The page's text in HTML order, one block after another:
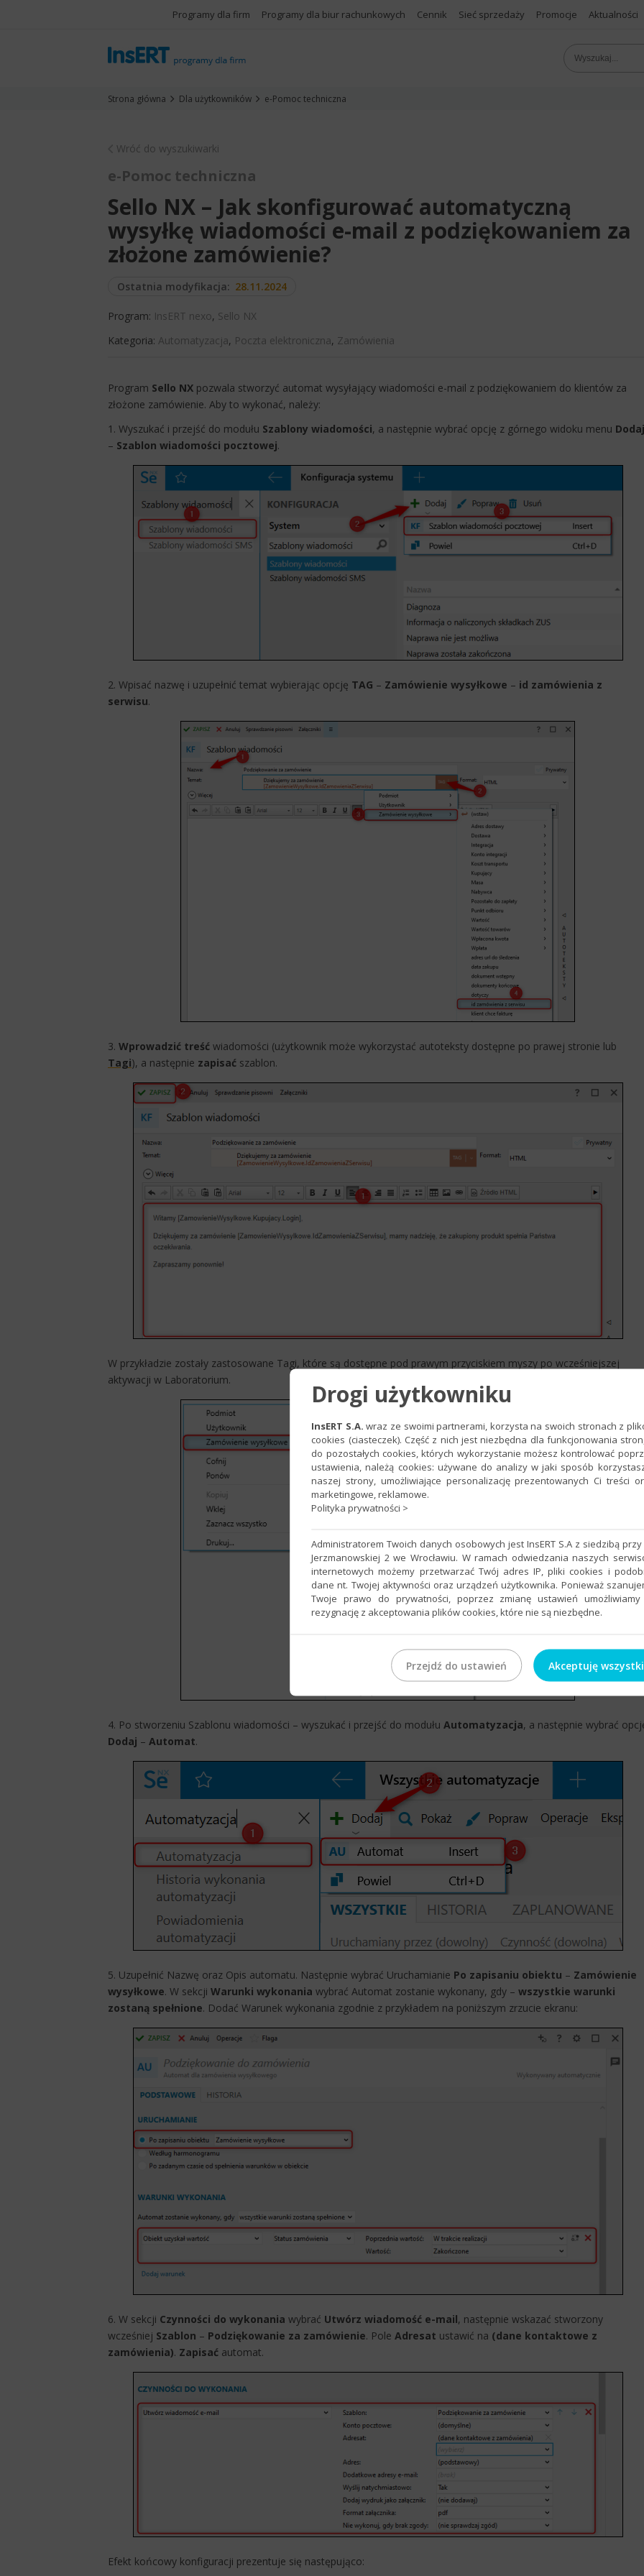
Programy dla firm Programy dla biur rachunkowych Cennik Sieć sprzedaży Promocje Aktualności
Strona główna Dla użytkowników e-Pomoc techniczna
Wróć do wyszukiwarki
e-Pomoc techniczna
Sello NX – Jak skonfigurować automatyczną
wysyłkę wiadomości e-mail z podziękowaniem za
złożone zamówienie?
Ostatnia modyfikacja: 28.11.2024
Program: InsERT nexo, Sello NX
Kategoria: Automatyzacja, Poczta elektroniczna, Zamówienia
​​Program Sello NX pozwala stworzyć automat wysyłający wiadomości e-mail z podziękowaniem do klientów za
złożone zamówienie. Aby to wykonać, należy:
1. Wyszukać i przejść do modułu Szablony wiadomości, a następnie wybrać opcję z górnego widoku menu Dodaj
– Szablon wiadomości pocztowej.
2. Wpisać nazwę i uzupełnić temat wybierając opcję TAG – Zamówienie wysyłkowe – id zamówienia z
serwisu.
3. Wprowadzić treść wiadomości (użytkownik może wykorzystać autoteksty dostępne po prawej stronie lub
Tagi), a następnie zapisać szablon.
W przykładzie zostały zastosowane Tagi, które są dostępne pod prawym przyciskiem myszy po wcześniejszej
aktywacji w Laboratorium.​
4. Po stworzeniu Szablonu wiadomości – wyszukać i przejść do modułu Automatyzacja, a następnie wybrać
Dodaj – Aut​omat.
5. Uzupełnić Nazwę oraz Opis automatu. Następnie wybrać Uruchamianie Po zapisaniu obiektu – Zamówienie
wysyłkowe. W sekcji Warunki wykonania wybrać Automat zostanie wykonany, gdy – wszystkie warunki
zostaną spełnione. Dodać Warunek wykonania zgodnie z przykładem na poniższym zrzucie ekranu:
6. W sekcji Czynności do wykonania wybrać Utwórz wiadomość e-mail, następnie wskazać stworzony
wcześniej Szablon – Podziękowanie za zamówienie​. Pole Adresat ustawić na (dane kontaktowe z
zamówienia). Zapisać automat.
Efekt końcowy konfiguracji prezentuje się następująco:
Drogi użytkowniku
InsERT S.A. wraz ze swoimi partnerami, korzysta na swoich stronach z
cookies (ciasteczek). Część z nich jest niezbędna dla funkcjonowania
do pozostałych cookies, których wykorzystanie możesz kontrolować
ustawienia, należą cookies: używane do analizy w jaki sposób
naszej strony, umożliwiające personalizację prezentowanych Ci treści
marketingowe, reklamowe.
Polityka prywatności >
Administratorem Twoich danych osobowych jest InsERT S.A z siedzibą przy
Jerzmanowskiej 2 we Wrocławiu. W ramach odwiedzania naszych
internetowych możemy przetwarzać Twój adres IP, pliki cookies i
dane nt. Twojej aktywności oraz urządzeń użytkownika. Ponieważ
Twoje prawo do prywatności, poprzez zmianę ustawień umożliwiamy
rezygnację z akceptowania plików cookies, które nie są niezbędne.
Przejdź do ustawień Akceptuję